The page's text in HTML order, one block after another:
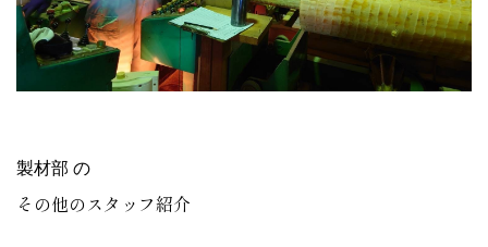
製材部 の
その他のスタッフ紹介